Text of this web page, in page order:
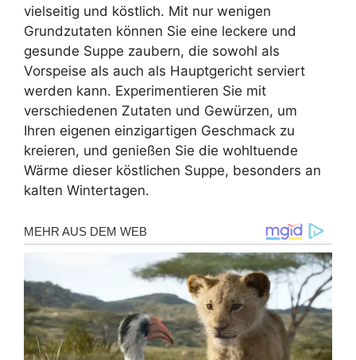
vielseitig und köstlich. Mit nur wenigen
Grundzutaten können Sie eine leckere und
gesunde Suppe zaubern, die sowohl als
Vorspeise als auch als Hauptgericht serviert
werden kann. Experimentieren Sie mit
verschiedenen Zutaten und Gewürzen, um
Ihren eigenen einzigartigen Geschmack zu
kreieren, und genießen Sie die wohltuende
Wärme dieser köstlichen Suppe, besonders an
kalten Wintertagen.